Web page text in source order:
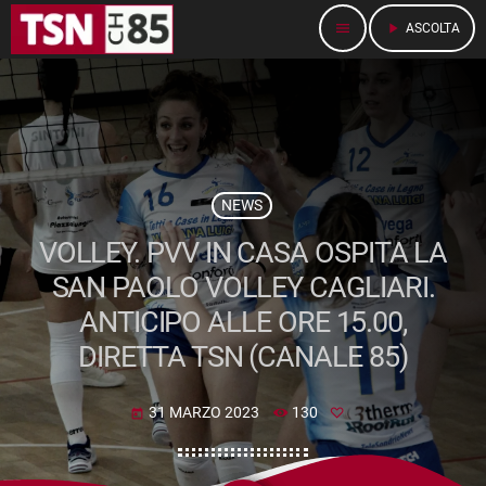
menu play_arrow ASCOLTA
NEWS
VOLLEY. PVV IN CASA OSPITA LA
SAN PAOLO VOLLEY CAGLIARI.
ANTICIPO ALLE ORE 15.00,
DIRETTA TSN (CANALE 85)
today 31 MARZO 2023 130